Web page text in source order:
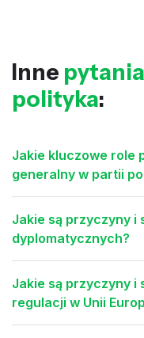
Inne pytania
polityka:
Jakie kluczowe role
generalny w partii
Jakie są przyczyny i
dyplomatycznych?
Jakie są przyczyny i
regulacji w Unii